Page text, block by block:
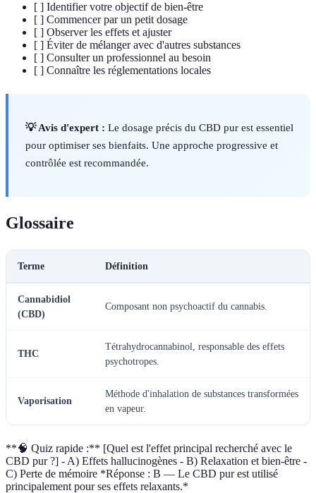
[ ] Identifier votre objectif de bien-être
[ ] Commencer par un petit dosage
[ ] Observer les effets et ajuster
[ ] Éviter de mélanger avec d'autres substances
[ ] Consulter un professionnel au besoin
[ ] Connaître les réglementations locales
💡 Avis d'expert : Le dosage précis du CBD pur est essentiel
pour optimiser ses bienfaits. Une approche progressive et
contrôlée est recommandée.
Glossaire
Terme Définition
Cannabidiol
(CBD)
Composant non psychoactif du cannabis.
THC
Tétrahydrocannabinol, responsable des effets
psychotropes.
Vaporisation
Méthode d'inhalation de substances transformées
en vapeur.
**🧠 Quiz rapide :** [Quel est l'effet principal recherché avec le
CBD pur ?] - A) Effets hallucinogènes - B) Relaxation et bien-être -
C) Perte de mémoire *Réponse : B — Le CBD pur est utilisé
principalement pour ses effets relaxants.*